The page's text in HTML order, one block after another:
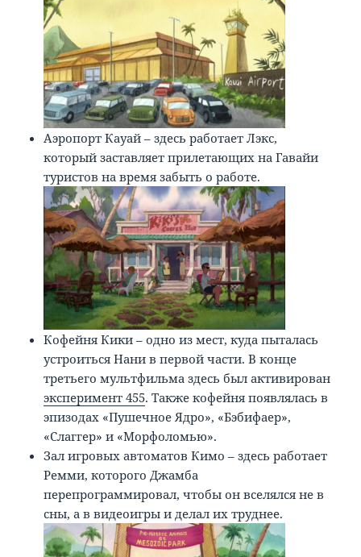
Аэропорт Кауай – здесь работает Лэкс,
который заставляет прилетающих на Гавайи
туристов на время забыть о работе.
Кофейня Кики – одно из мест, куда пыталась
устроиться Нани в первой части. В конце
третьего мультфильма здесь был активирован
эксперимент 455. Также кофейня появлялась в
эпизодах «Пушечное Ядро», «Бэбифаер»,
«Слаггер» и «Морфоломью».
Зал игровых автоматов Кимо – здесь работает
Ремми, которого Джамба
перепрограммировал, чтобы он вселялся не в
сны, а в видеоигры и делал их труднее.